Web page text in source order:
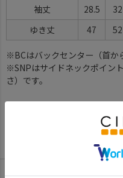
袖丈 28.5 32
ゆき丈
47 52
※BCはバックセンター（首か
※SNPはサイドネックポイン
さ）です。